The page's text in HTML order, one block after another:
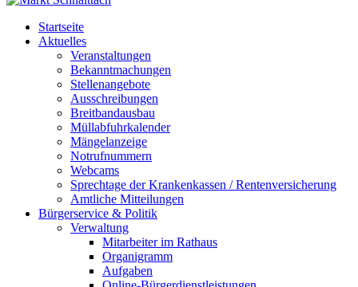
Startseite
Aktuelles
Veranstaltungen
Bekanntmachungen
Stellenangebote
Ausschreibungen
Breitbandausbau
Müllabfuhrkalender
Mängelanzeige
Notrufnummern
Webcams
Sprechtage der Krankenkassen / Rentenversicherung
Amtliche Mitteilungen
Bürgerservice & Politik
Verwaltung
Mitarbeiter im Rathaus
Organigramm
Aufgaben